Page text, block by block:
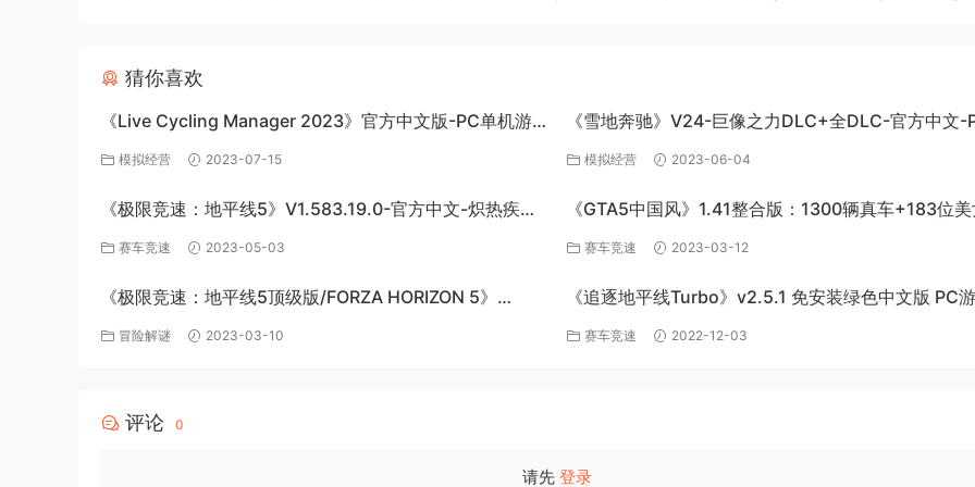
猜你喜欢
《Live Cycling Manager 2023》官方中文版-PC单机游
戏百度网盘免费下载
模拟经营 2023-07-15
《雪地奔驰》V24-巨像之力DLC+全DLC-官方中文-
百度网盘资源
模拟经营 2023-06-04
《极限竞速：地平线5》V1.583.19.0-官方中文-炽热疾风-
极速绽放+全DLC-PC版百度网盘资源
赛车竞速 2023-05-03
《GTA5中国风》1.41整合版：1300辆真车+183位美
英雄+200%存档下载（PC-百度网盘）
赛车竞速 2023-03-12
《极限竞速：地平线5顶级版/FORZA HORIZON 5》
v1.563.816+全DLC-PC百度网盘资源
冒险解谜 2023-03-10
《追逐地平线Turbo》v2.5.1 免安装绿色中文版 PC
百度网盘下载
赛车竞速 2022-12-03
评论 0
请先 登录